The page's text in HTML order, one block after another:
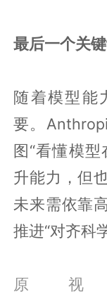
最后一个关
随着模型能
要。
图“看懂模
升能力，但
未来需依靠
推进“对齐科学
原